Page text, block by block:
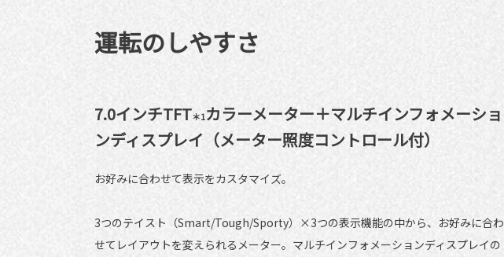
運転のしやすさ
7.0インチTFT＊1カラーメーター＋マルチインフォメーショ
ンディスプレイ（メーター照度コントロール付）
お好みに合わせて表示をカスタマイズ。
3つのテイスト（Smart/Tough/Sporty）×3つの表示機能の中から、お好みに合わ
せてレイアウトを変えられるメーター。マルチインフォメーションディスプレイの